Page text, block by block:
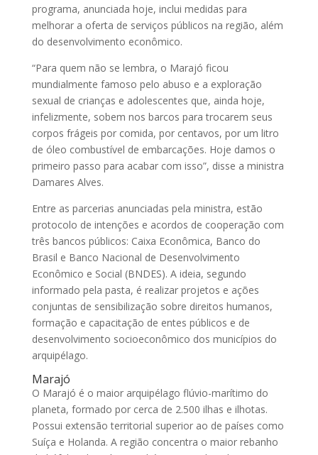
programa, anunciada hoje, inclui medidas para
melhorar a oferta de serviços públicos na região, além
do desenvolvimento econômico.
“Para quem não se lembra, o Marajó ficou
mundialmente famoso pelo abuso e a exploração
sexual de crianças e adolescentes que, ainda hoje,
infelizmente, sobem nos barcos para trocarem seus
corpos frágeis por comida, por centavos, por um litro
de óleo combustível de embarcações. Hoje damos o
primeiro passo para acabar com isso”, disse a ministra
Damares Alves.
Entre as parcerias anunciadas pela ministra, estão
protocolo de intenções e acordos de cooperação com
três bancos públicos: Caixa Econômica, Banco do
Brasil e Banco Nacional de Desenvolvimento
Econômico e Social (BNDES). A ideia, segundo
informado pela pasta, é realizar projetos e ações
conjuntas de sensibilização sobre direitos humanos,
formação e capacitação de entes públicos e de
desenvolvimento socioeconômico dos municípios do
arquipélago.
Marajó
O Marajó é o maior arquipélago flúvio-marítimo do
planeta, formado por cerca de 2.500 ilhas e ilhotas.
Possui extensão territorial superior ao de países como
Suíça e Holanda. A região concentra o maior rebanho